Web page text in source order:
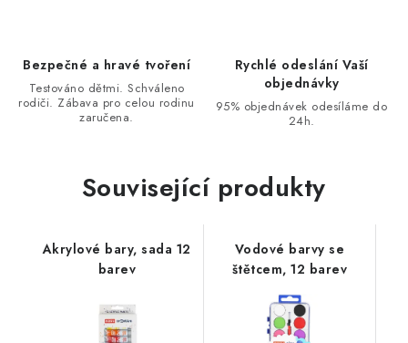
Bezpečné a hravé tvoření
Testováno dětmi. Schváleno
rodiči. Zábava pro celou rodinu
zaručena.
Rychlé odeslání Vaší
objednávky
95% objednávek odesíláme do
24h.
Související produkty
Akrylové bary, sada 12
barev
Vodové barvy se
štětcem, 12 barev